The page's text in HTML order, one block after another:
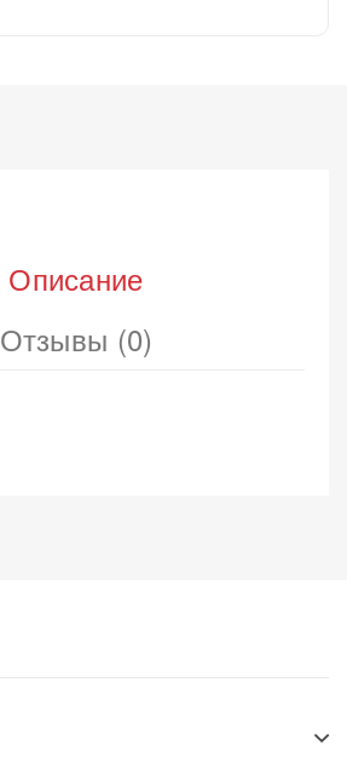
Описание
Отзывы (0)